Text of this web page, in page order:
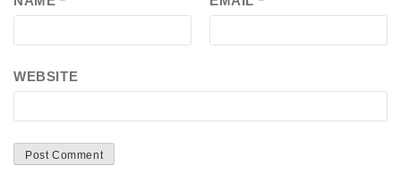
WEBSITE